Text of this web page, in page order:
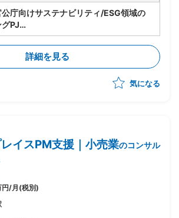
公庁向けサステナビリティ/ESG領域の
PJ
サルタントとして提案・構想策定から
でリード
・SSBJ等の開示・規制対応支援および
グ
推進、スケジュール/WBS管理、課題管
詳細を見る
気になる
イスPM支援｜小売業のコンサル
円/月(税別)